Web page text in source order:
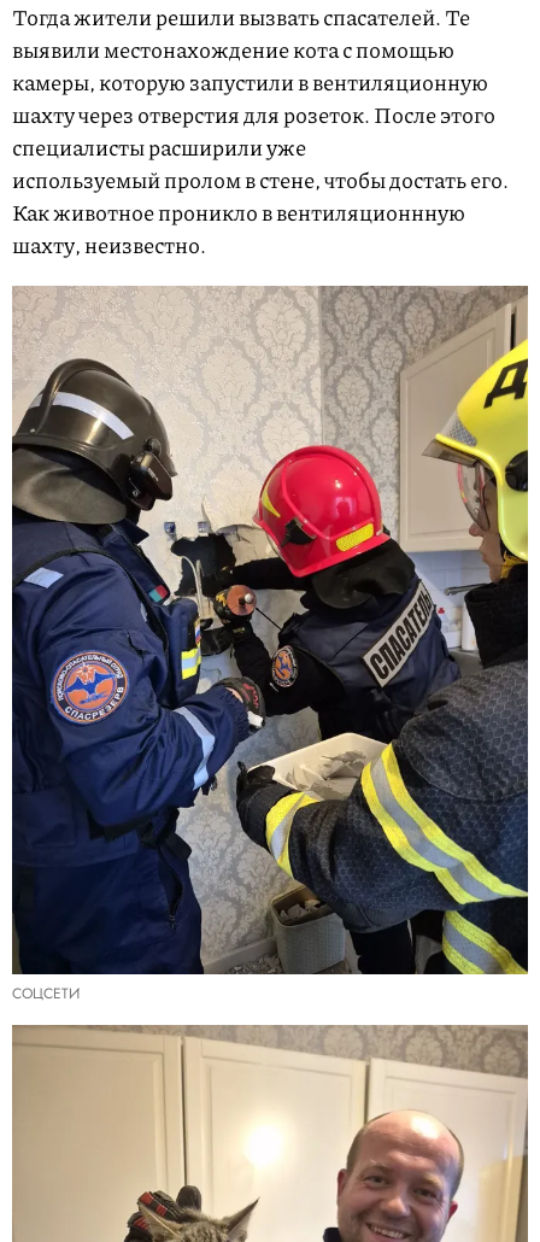
Тогда жители решили вызвать спасателей. Те
выявили местонахождение кота с помощью
камеры, которую запустили в вентиляционную
шахту через отверстия для розеток. После этого
специалисты расширили уже
используемый пролом в стене, чтобы достать его.
Как животное проникло в вентиляционнную
шахту, неизвестно.
СОЦСЕТИ